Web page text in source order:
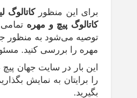
برای این منظورکاتالوگ
کاتالوگ پیچ و مهره
توصیه می‌شود به منظور
مهره را بررسی کنید.
این بار در سایت جهان
را برایتان به نمایش
بگیرید.